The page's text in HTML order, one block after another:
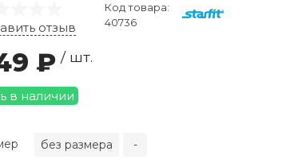
отзыв
Код товара:
40736
₽ / шт.
в наличии
без размера -